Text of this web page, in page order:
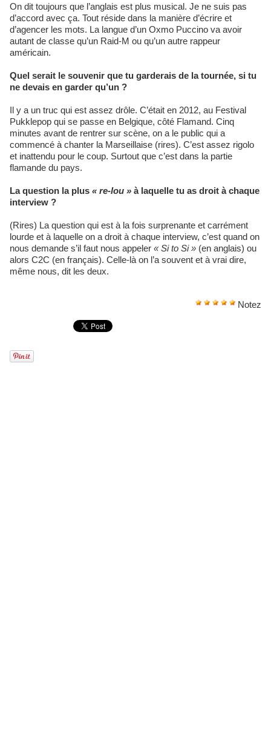
On dit toujours que l’anglais est plus musical. Je ne suis pas
d’accord avec ça. Tout réside dans la manière d’écrire et
d’agencer les mots. La langue d’un Oxmo Puccino va avoir
autant de classe qu’un Raid-M ou qu’un autre rappeur
américain.
Quel serait le souvenir que tu garderais de la tournée, si tu
ne devais en garder qu’un ?
Il y a un truc qui est assez drôle. C’était en 2012, au Festival
Pukklepop qui se passe en Belgique, côté Flamand. Cinq
minutes avant de rentrer sur scène, on a le public qui a
commencé à chanter la Marseillaise (rires). C’est assez rigolo
et inattendu pour le coup. Surtout que c’est dans la partie
flamande du pays.
La question la plus « re-lou » à laquelle tu as droit à chaque
interview ?
(Rires) La question qui est à la fois surprenante et carrément
lourde et à laquelle on a droit à chaque interview, c’est quand on
nous demande s’il faut nous appeler « Si to Si » (en anglais) ou
alors C2C (en français). Celle-là on l’a souvent et à vrai dire,
même nous, dit les deux.
Notez